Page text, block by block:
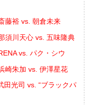
藤裕 vs. 朝倉未来
須川天心 vs. 五味隆典
vs. パク・シウ
崎朱加 vs. 伊澤星花
田光司 vs. “ブラックパ